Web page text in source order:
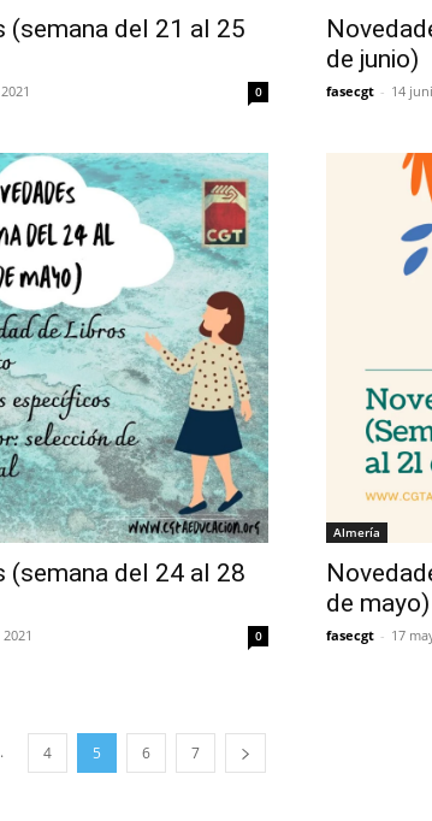
(semana del 21 al 25
0
de junio)
fasecgt - 14
(semana del 24 al 28
0
Almería
de mayo)
fasecgt - 17
4 5 6 7